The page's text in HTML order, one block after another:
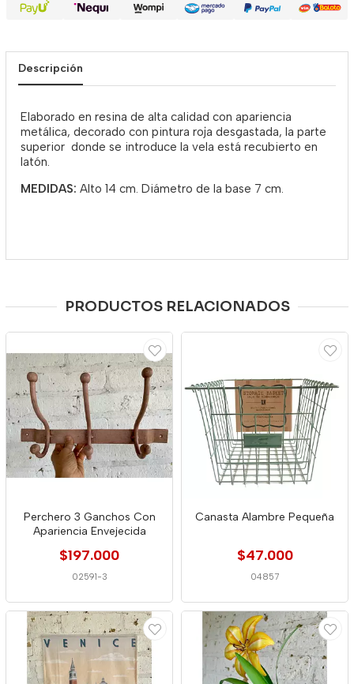
Descripción
Elaborado en resina de alta calidad con apariencia
metálica, decorado con pintura roja desgastada, la parte
superior donde se introduce la vela está recubierto en
latón.
MEDIDAS: Alto 14 cm. Diámetro de la base 7 cm.
PRODUCTOS RELACIONADOS
Perchero 3 Ganchos Con
Apariencia Envejecida
$197.000
02591-3
Canasta Alambre Pequeña
$47.000
04857